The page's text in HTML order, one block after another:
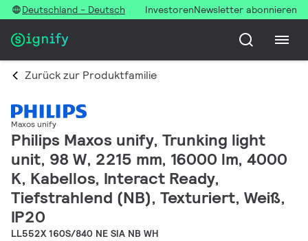
Deutschland - Deutsch InvestorenNewsletter abonnieren
Zurück zur Produktfamilie
Maxos unify
Philips Maxos unify, Trunking light
unit, 98 W, 2215 mm, 16000 lm, 4000
K, Kabellos, Interact Ready,
Tiefstrahlend (NB), Texturiert, Weiß,
IP20
LL552X 160S/840 NE SIA NB WH